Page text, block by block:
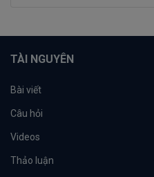
TÀI NGUYÊN
Bài viết
Câu hỏi
Videos
Thảo luận